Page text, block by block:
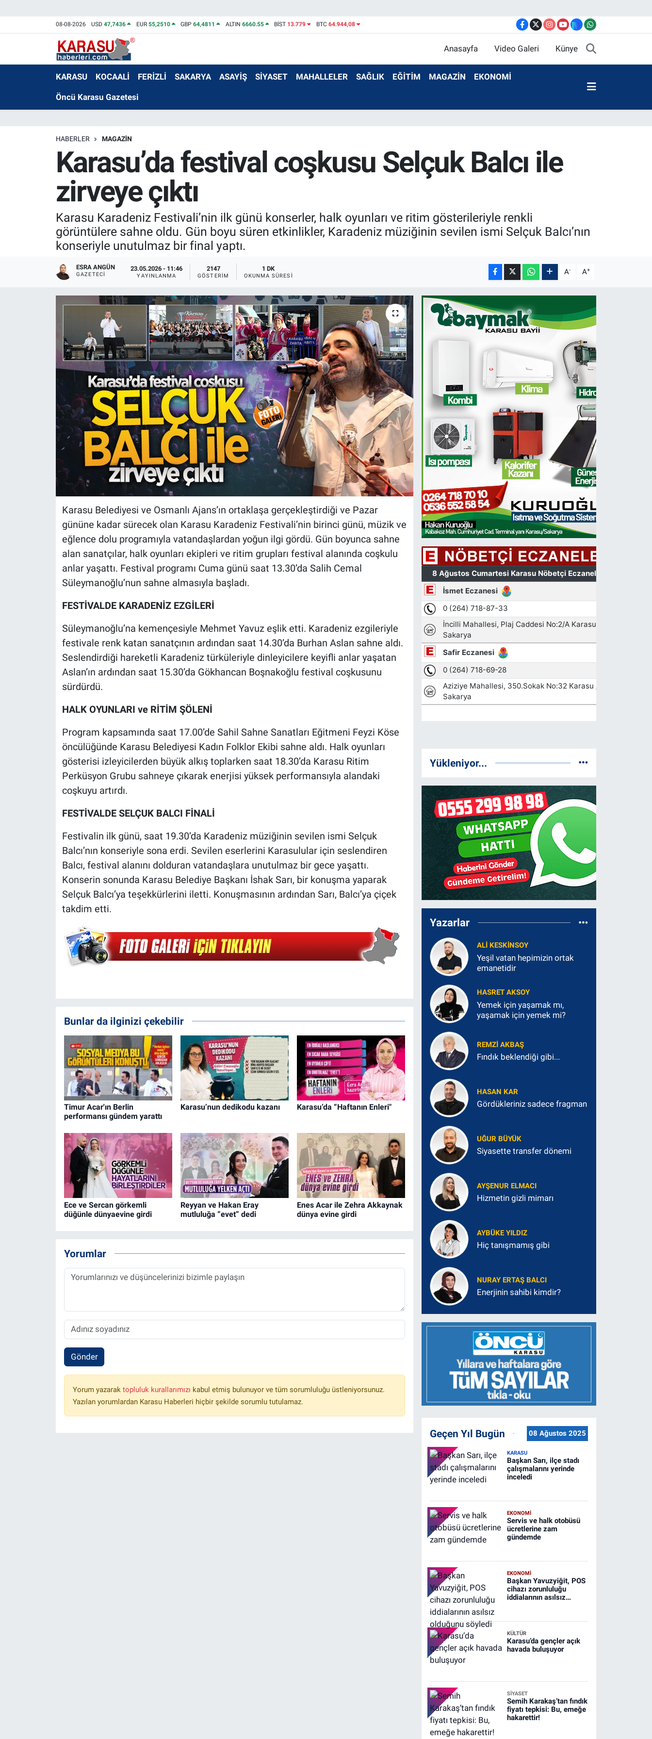
08-08-2026 USD47,7436 EUR 55,2510 GBP64,4811 ALTIN 6660.55 BİST 13.779 BTC 64.944,08
Anasayfa Video Galeri Künye
KARASU KOCAALİ FERİZLİ SAKARYA ASAYİŞ SİYASET MAHALLELER SAĞLIK EĞİTİM MAGAZİN EKONOMİ
Öncü Karasu Gazetesi
HABERLER MAGAZİN
Karasu’da festival coşkusu Selçuk Balcı ile
zirveye çıktı
Karasu Karadeniz Festivali’nin ilk günü konserler, halk oyunları ve ritim gösterileriyle renkli
görüntülere sahne oldu. Gün boyu süren etkinlikler, Karadeniz müziğinin sevilen ismi Selçuk Balcı’nın
konseriyle unutulmaz bir final yaptı.
ESRA ANGÜN
GAZETECI
23.05.2026 - 11:46
YAYINLANMA
2147
GÖSTERIM
1 DK
OKUNMA SÜRESI A- A+
Karasu Belediyesi ve Osmanlı Ajans’ın ortaklaşa gerçekleştirdiği ve Pazar
gününe kadar sürecek olan Karasu Karadeniz Festivali’nin birinci günü, müzik ve
eğlence dolu programıyla vatandaşlardan yoğun ilgi gördü. Gün boyunca sahne
alan sanatçılar, halk oyunları ekipleri ve ritim grupları festival alanında coşkulu
anlar yaşattı. Festival programı Cuma günü saat 13.30’da Salih Cemal
Süleymanoğlu’nun sahne almasıyla başladı.
FESTİVALDE KARADENİZ EZGİLERİ
Süleymanoğlu’na kemençesiyle Mehmet Yavuz eşlik etti. Karadeniz ezgileriyle
festivale renk katan sanatçının ardından saat 14.30’da Burhan Aslan sahne aldı.
Seslendirdiği hareketli Karadeniz türküleriyle dinleyicilere keyifli anlar yaşatan
Aslan’ın ardından saat 15.30’da Gökhancan Boşnakoğlu festival coşkusunu
sürdürdü.
HALK OYUNLARI ve RİTİM ŞÖLENİ
Program kapsamında saat 17.00’de Sahil Sahne Sanatları Eğitmeni Feyzi Köse
öncülüğünde Karasu Belediyesi Kadın Folklor Ekibi sahne aldı. Halk oyunları
gösterisi izleyicilerden büyük alkış toplarken saat 18.30’da Karasu Ritim
Perküsyon Grubu sahneye çıkarak enerjisi yüksek performansıyla alandaki
coşkuyu artırdı.
FESTİVALDE SELÇUK BALCI FİNALİ
Festivalin ilk günü, saat 19.30’da Karadeniz müziğinin sevilen ismi Selçuk
Balcı’nın konseriyle sona erdi. Sevilen eserlerini Karasulular için seslendiren
Balcı, festival alanını dolduran vatandaşlara unutulmaz bir gece yaşattı.
Konserin sonunda Karasu Belediye Başkanı İshak Sarı, bir konuşma yaparak
Selçuk Balcı’ya teşekkürlerini iletti. Konuşmasının ardından Sarı, Balcı’ya çiçek
takdim etti.
Bunlar da ilginizi çekebilir
Timur Acar'ın Berlin
performansı gündem yarattı
Karasu’nun dedikodu kazanı Karasu’da “Haftanın Enleri"
Ece ve Sercan görkemli
düğünle dünyaevine girdi
Reyyan ve Hakan Eray
mutluluğa “evet” dedi
Enes Acar ile Zehra Akkaynak
dünya evine girdi
Yorumlar
Gönder
Yorum yazarak topluluk kurallarımızı kabul etmiş bulunuyor ve tüm sorumluluğu üstleniyorsunuz.
Yazılan yorumlardan Karasu Haberleri hiçbir şekilde sorumlu tutulamaz.
Yükleniyor...
Yazarlar
ALI KESKINSOY
Yeşil vatan hepimizin ortak
emanetidir
HASRET AKSOY
Yemek için yaşamak mı,
yaşamak için yemek mi?
REMZI AKBAŞ
Fındık beklendiği gibi...
HASAN KAR
Gördükleriniz sadece fragman
UĞUR BÜYÜK
Siyasette transfer dönemi
AYŞENUR ELMACI
Hizmetin gizli mimarı
AYBÜKE YILDIZ
Hiç tanışmamış gibi
NURAY ERTAŞ BALCI
Enerjinin sahibi kimdir?
Geçen Yıl Bugün 08 Ağustos 2025
KARASU
Başkan Sarı, ilçe stadı
çalışmalarını yerinde
inceledi
EKONOMİ
Servis ve halk otobüsü
ücretlerine zam
gündemde
EKONOMİ
Başkan Yavuzyiğit, POS
cihazı zorunluluğu
iddialarının asılsız
KÜLTÜR
Karasu’da gençler açık
havada buluşuyor
SİYASET
Semih Karakaş’tan fındık
fiyatı tepkisi: Bu, emeğe
hakarettir!